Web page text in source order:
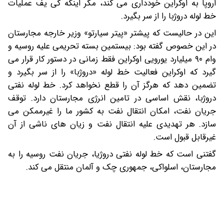
اروپا به اوکراین خودداری می‌ کند، مگر اینکه کی یف عملیات
خط لوله دروژبا را از سر بگیرد.
این در حالیست که پیشتر «پیتر سیارتو» وزیر خارجه مجارستان
در این خصوص گفته بود: بیستمین بسته تحریمی علیه روسیه و
وام ۹۰ میلیارد یورویی اوکراین فقط زمانی در دستور کار قرار می
گیرد که اوکراین فعالیت خط لوله «دروژبا» را از سر بگیرد و
تضمین دهد که هرگز آن را قطع نخواهد کرد. خط لوله نفتی
دروژبا، نقش اساسی در تامین انرژی مجارستان دارد. توقف
جریان نفت، امکان انتقال نفت به کشور ما را غیرممکن می
سازد. هر تهدیدی علیه انتقال نفت و زیان های ناشی از آن
غیرقابل قبول است.
گفتنی است که خط لوله نفتی دروژیا، جریان نفت روسیه را به
مجارستان، اسلواکی، جمهوری چک و آلمان منتقل می کند.